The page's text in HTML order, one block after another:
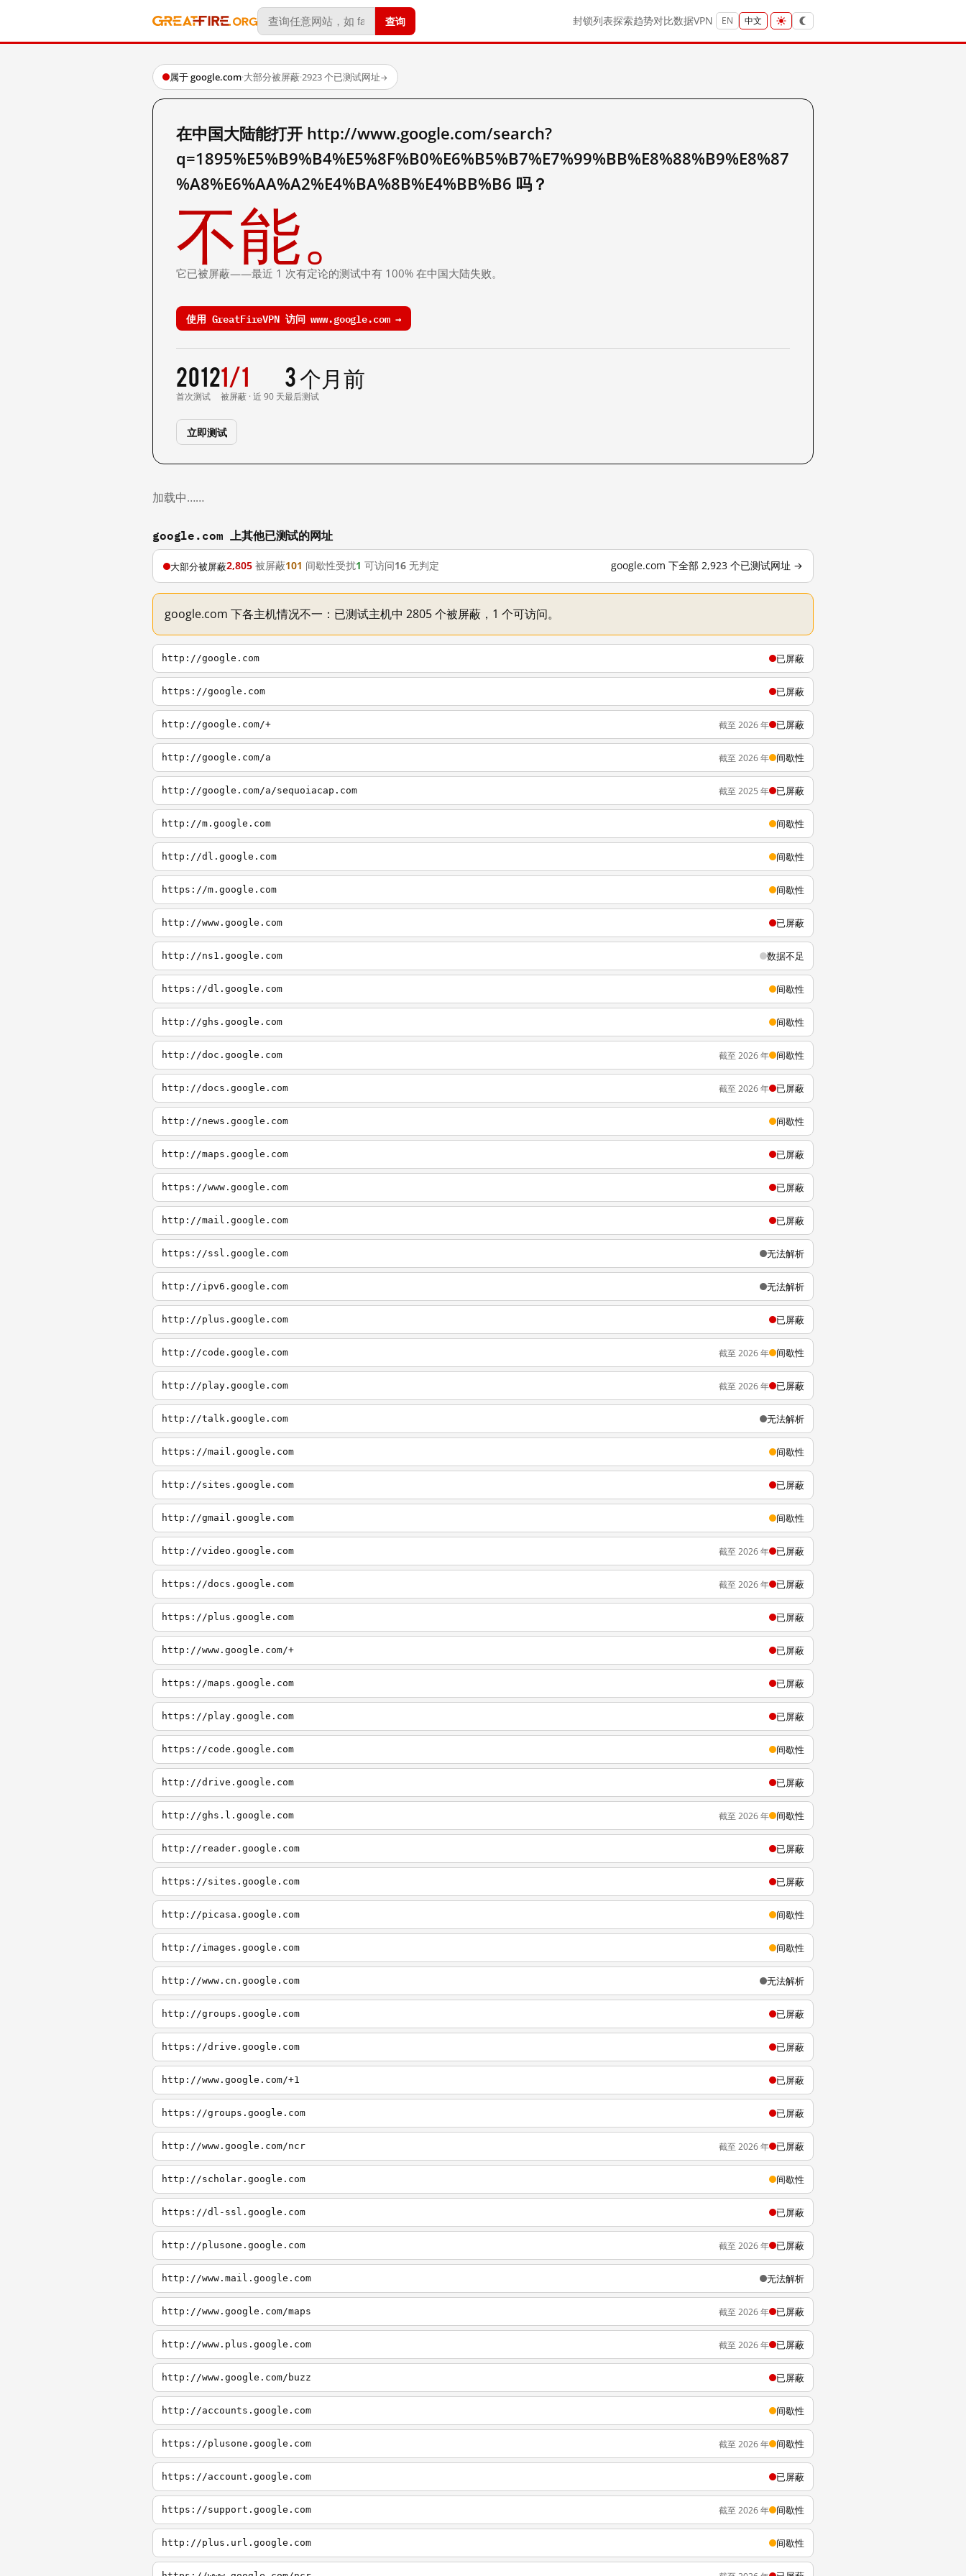
查询 封锁列表探索趋势对比数据VPN EN 中文
属于 google.com·大部分被屏蔽·2923 个已测试网址→
在中国大陆能打开 http://www.google.com/search?
q=1895%E5%B9%B4%E5%8F%B0%E6%B5%B7%E7%99%BB%E8%88%B9%E8%87
%A8%E6%AA%A2%E4%BA%8B%E4%BB%B6 吗？
不能。
它已被屏蔽——最近 1 次有定论的测试中有 100% 在中国大陆失败。
使用 GreatFireVPN 访问 www.google.com →
2012
首次测试
1/1
被屏蔽 · 近 90 天
3 个月前
最后测试
立即测试
加载中……
google.com 上其他已测试的网址
大部分被屏蔽2,805 被屏蔽101 间歇性受扰1 可访问16 无判定 google.com 下全部 2,923 个已测试网址 →
google.com 下各主机情况不一：已测试主机中 2805 个被屏蔽，1 个可访问。
http://google.com 已屏蔽
https://google.com 已屏蔽
http://google.com/+ 截至 2026 年 已屏蔽
http://google.com/a 截至 2026 年 间歇性
http://google.com/a/sequoiacap.com 截至 2025 年 已屏蔽
http://m.google.com 间歇性
http://dl.google.com 间歇性
https://m.google.com 间歇性
http://www.google.com 已屏蔽
http://ns1.google.com 数据不足
https://dl.google.com 间歇性
http://ghs.google.com 间歇性
http://doc.google.com 截至 2026 年 间歇性
http://docs.google.com 截至 2026 年 已屏蔽
http://news.google.com 间歇性
http://maps.google.com 已屏蔽
https://www.google.com 已屏蔽
http://mail.google.com 已屏蔽
https://ssl.google.com 无法解析
http://ipv6.google.com 无法解析
http://plus.google.com 已屏蔽
http://code.google.com 截至 2026 年 间歇性
http://play.google.com 截至 2026 年 已屏蔽
http://talk.google.com 无法解析
https://mail.google.com 间歇性
http://sites.google.com 已屏蔽
http://gmail.google.com 间歇性
http://video.google.com 截至 2026 年 已屏蔽
https://docs.google.com 截至 2026 年 已屏蔽
https://plus.google.com 已屏蔽
http://www.google.com/+ 已屏蔽
https://maps.google.com 已屏蔽
https://play.google.com 已屏蔽
https://code.google.com 间歇性
http://drive.google.com 已屏蔽
http://ghs.l.google.com 截至 2026 年 间歇性
http://reader.google.com 已屏蔽
https://sites.google.com 已屏蔽
http://picasa.google.com 间歇性
http://images.google.com 间歇性
http://www.cn.google.com 无法解析
http://groups.google.com 已屏蔽
https://drive.google.com 已屏蔽
http://www.google.com/+1 已屏蔽
https://groups.google.com 已屏蔽
http://www.google.com/ncr 截至 2026 年 已屏蔽
http://scholar.google.com 间歇性
https://dl-ssl.google.com 已屏蔽
http://plusone.google.com 截至 2026 年 已屏蔽
http://www.mail.google.com 无法解析
http://www.google.com/maps 截至 2026 年 已屏蔽
http://www.plus.google.com 截至 2026 年 已屏蔽
http://www.google.com/buzz 已屏蔽
http://accounts.google.com 间歇性
https://plusone.google.com 截至 2026 年 间歇性
https://account.google.com 已屏蔽
https://support.google.com 截至 2026 年 间歇性
http://plus.url.google.com 间歇性